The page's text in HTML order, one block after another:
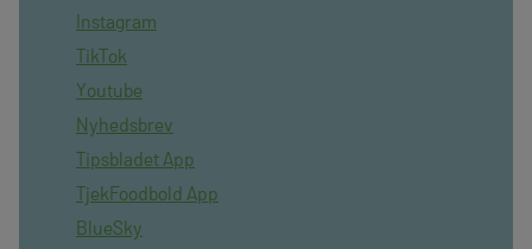
Instagram
TikTok
Youtube
Nyhedsbrev
Tipsbladet App
TjekFoodbold App
BlueSky